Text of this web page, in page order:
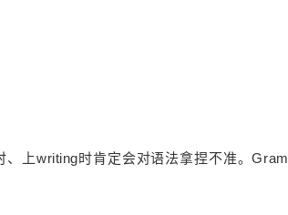
上writing时肯定会对语法拿捏不准。